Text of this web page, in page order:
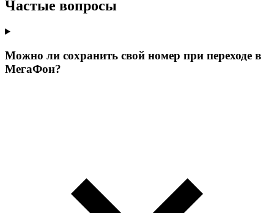
Частые вопросы
Можно ли сохранить свой номер при переходе в
МегаФон?